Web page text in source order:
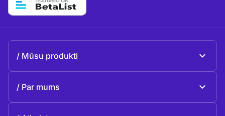
Mūsu produkti
Par mums